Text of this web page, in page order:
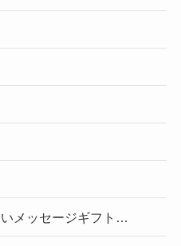
メッセージギフト…